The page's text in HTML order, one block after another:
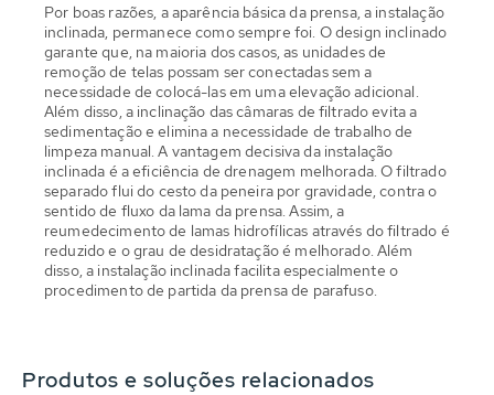
Por boas razões, a aparência básica da prensa, a instalação
inclinada, permanece como sempre foi. O design inclinado
garante que, na maioria dos casos, as unidades de
remoção de telas possam ser conectadas sem a
necessidade de colocá-las em uma elevação adicional.
Além disso, a inclinação das câmaras de filtrado evita a
sedimentação e elimina a necessidade de trabalho de
limpeza manual. A vantagem decisiva da instalação
inclinada é a eficiência de drenagem melhorada. O filtrado
separado flui do cesto da peneira por gravidade, contra o
sentido de fluxo da lama da prensa. Assim, a
reumedecimento de lamas hidrofílicas através do filtrado é
reduzido e o grau de desidratação é melhorado. Além
disso, a instalação inclinada facilita especialmente o
procedimento de partida da prensa de parafuso.
Produtos e soluções relacionados